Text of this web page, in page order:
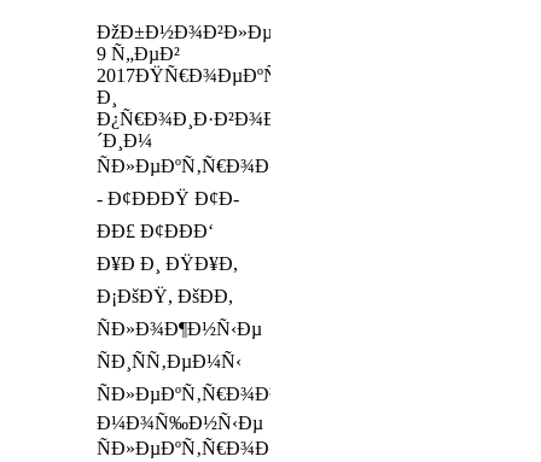
ÐžÐ±Ð½Ð¾Ð²Ð»ÐµÐ½Ð¾
9 Ñ„ÐµÐ²
2017ÐŸÑ€Ð¾ÐµÐºÑ‚Ð¸Ñ€ÑƒÐµÐ¼
Ð¸
Ð¿Ñ€Ð¾Ð¸Ð·Ð²Ð¾Ð
´Ð¸Ð¼
ÑÐ»ÐµÐºÑ‚Ñ€Ð¾Ð½Ð°Ð³Ñ€ÐµÐ²Ð°Ñ‚ÐµÐ»Ð¸
- Ð¢Ð­ÐÐŸ Ð¢Ð­
ÐÐ£ Ð¢Ð­ÐÐ‘
Ð¥Ð Ð¸ ÐŸÐ¥Ð,
Ð¡ÐšÐŸ, ÐšÐ­Ð,
ÑÐ»Ð¾Ð¶Ð½Ñ‹Ðµ
ÑÐ¸ÑÑ‚ÐµÐ¼Ñ‹
ÑÐ»ÐµÐºÑ‚Ñ€Ð¾Ð¾Ð±Ð¾Ð³Ñ€ÐµÐ²Ð°,
Ð¼Ð¾Ñ‰Ð½Ñ‹Ðµ
ÑÐ»ÐµÐºÑ‚Ñ€Ð¾Ð½Ð°Ð³Ñ€ÐµÐ²Ð°Ñ‚ÐµÐ»Ð¸